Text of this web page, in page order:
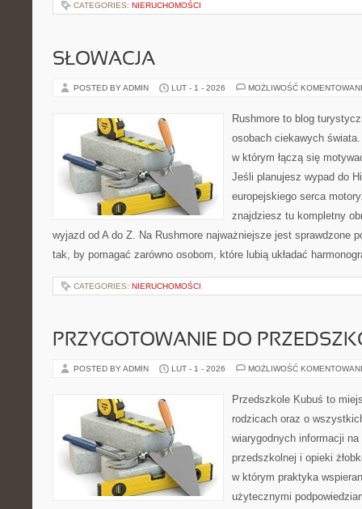
CATEGORIES: NIERUCHOMOŚCI
SŁOWACJA
POSTED BY ADMIN LUT - 1 - 2026 MOŻLIWOŚĆ
Rushmore to blog
osobach ciekawych
w którym łączą się
Jeśli planujesz wypad do
europejskiego serca
znajdziesz tu kompletny
wyjazd od A do Z. Na Rushmore najważniejsze jest sprawdzone
tak, by pomagać zarówno osobom, które lubią układać
CATEGORIES: NIERUCHOMOŚCI
PRZYGOTOWANIE DO
POSTED BY ADMIN LUT - 1 - 2026 MOŻLIWOŚĆ
Przedszkole Kubuś to
rodzicach oraz o
wiarygodnych informacji
przedszkolnej i opieki
w którym praktyka
użytecznymi